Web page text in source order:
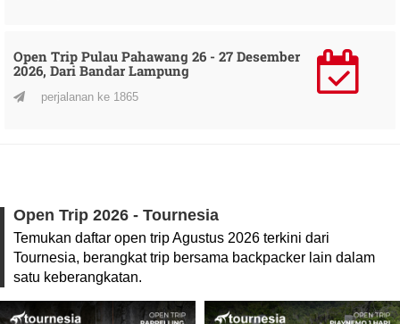
Open Trip Pulau Pahawang 26 - 27 Desember
2026, Dari Bandar Lampung
perjalanan ke 1865
Open Trip 2026 - Tournesia
Temukan daftar open trip Agustus 2026 terkini dari
Tournesia, berangkat trip bersama backpacker lain dalam
satu keberangkatan.